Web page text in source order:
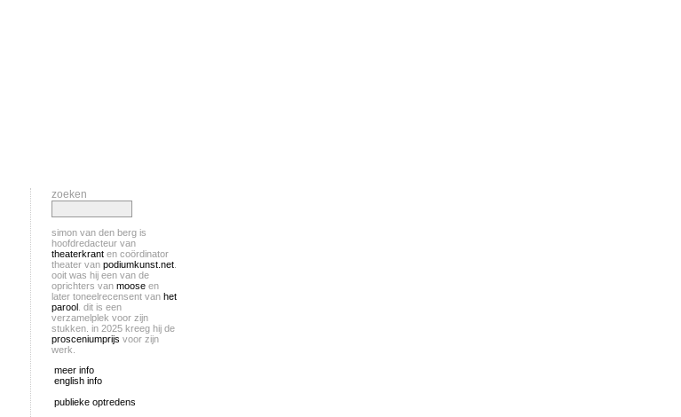
zoeken
simon van den berg is
hoofdredacteur van
theaterkrant en coördinator
theater van podiumkunst.net
ooit was hij een van de
oprichters van moose en
later toneelrecensent van het
parool . dit is een
verzamelplek voor zijn
stukken. in 2025 kreeg hij de
prosceniumprijs voor zijn
werk.
meer info
english info
publieke optredens